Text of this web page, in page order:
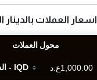
اسعار العملات بالدينار